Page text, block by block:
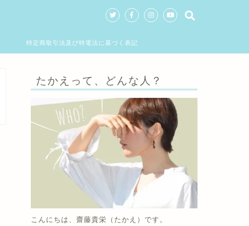
特定商取引法及び特電法に基づく表記
たかえって、どんな人？
こんにちは、齋藤貴栄（たかえ）です。